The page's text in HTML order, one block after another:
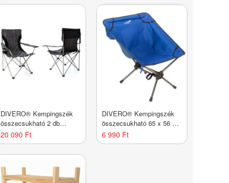
DIVERO® Kempingszék
összecsukható 2 db
szürke
20 090 Ft
DIVERO® Kempingszék
összecsukható 65 x 56 x
60 cm kék
6 990 Ft